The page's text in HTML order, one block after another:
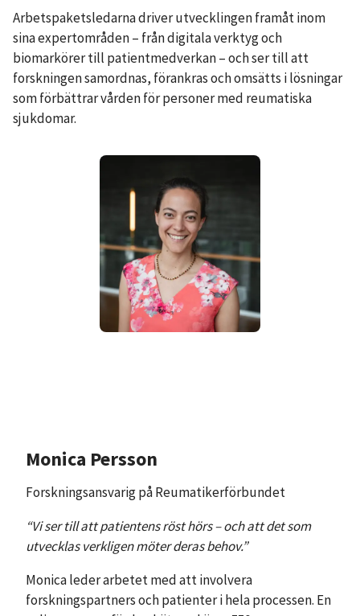
Arbetspaketsledarna driver utvecklingen framåt inom
sina expertområden – från digitala verktyg och
biomarkörer till patientmedverkan – och ser till att
forskningen samordnas, förankras och omsätts i lösningar
som förbättrar vården för personer med reumatiska
sjukdomar.
Monica Persson
Forskningsansvarig på Reumatikerförbundet
“Vi ser till att patientens röst hörs – och att det som
utvecklas verkligen möter deras behov.”
Monica leder arbetet med att involvera
forskningspartners och patienter i hela processen. En